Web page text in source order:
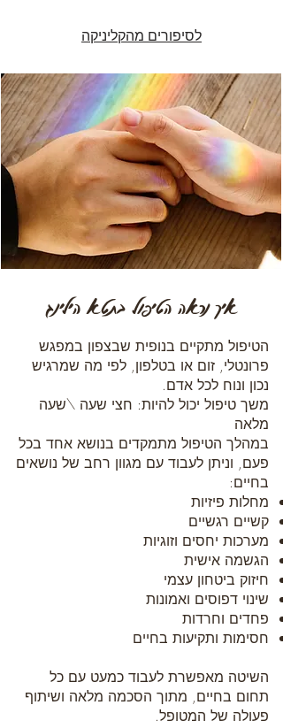
לסיפורים מהקליניקה
איך נראה הטיפול בתטא הילינג
הטיפול מתקיים בנופית שבצפון במפגש
פרונטלי, זום או בטלפון, לפי מה שמרגיש
נכון ונוח לכל אדם.
משך טיפול יכול להיות: חצי שעה \שעה
מלאה
במהלך הטיפול מתמקדים בנושא אחד בכל
פעם, וניתן לעבוד עם מגוון רחב של נושאים
בחיים:
מחלות פיזיות
קשיים רגשיים
מערכות יחסים וזוגיות
הגשמה אישית
חיזוק ביטחון עצמי
שינוי דפוסים ואמונות
פחדים וחרדות
חסימות ותקיעות בחיים
השיטה מאפשרת לעבוד כמעט עם כל
תחום בחיים, מתוך הסכמה מלאה ושיתוף
פעולה של המטופל.